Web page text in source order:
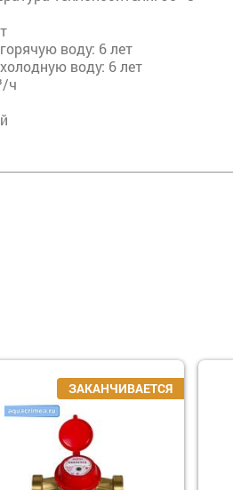
воду: 6 лет
воду: 6 лет
ч